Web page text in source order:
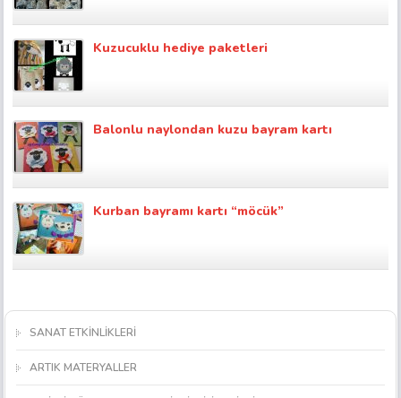
Kuzucuklu hediye paketleri
Balonlu naylondan kuzu bayram kartı
Kurban bayramı kartı “möcük”
SANAT ETKİNLİKLERİ
ARTIK MATERYALLER